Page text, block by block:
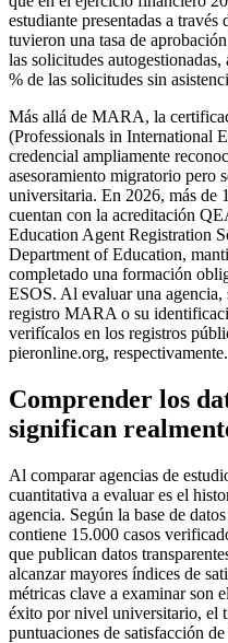
estudiante presentadas a
tuvieron una tasa de
las solicitudes
% de las solicitudes sin
Más allá de MARA, la
(Professionals in International
credencial ampliamente
asesoramiento migratorio pero
universitaria. En 2026, más de
cuentan con la acreditación
Education Agent Registration
Department of Education,
completado una formación
ESOS. Al evaluar una
registro MARA o su
verifícalos en los registros
pieronline.org, respectivamente.
Comprender los
significan
Al comparar agencias de
cuantitativa a evaluar es el
agencia. Según la base de
contiene 15.000 casos
que publican datos
alcanzar mayores índices de
métricas clave a examinar son
éxito por nivel universitario, el
puntuaciones de satisfacción